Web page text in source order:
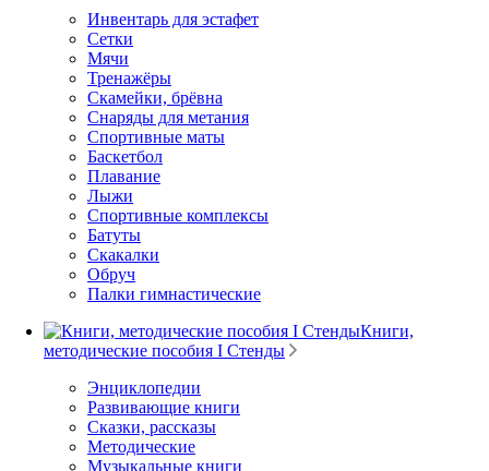
Инвентарь для эстафет
Сетки
Мячи
Тренажёры
Скамейки, брёвна
Снаряды для метания
Спортивные маты
Баскетбол
Плавание
Лыжи
Спортивные комплексы
Батуты
Скакалки
Обруч
Палки гимнастические
Книги,
методические пособия I Стенды
Энциклопедии
Развивающие книги
Сказки, рассказы
Методические
Музыкальные книги